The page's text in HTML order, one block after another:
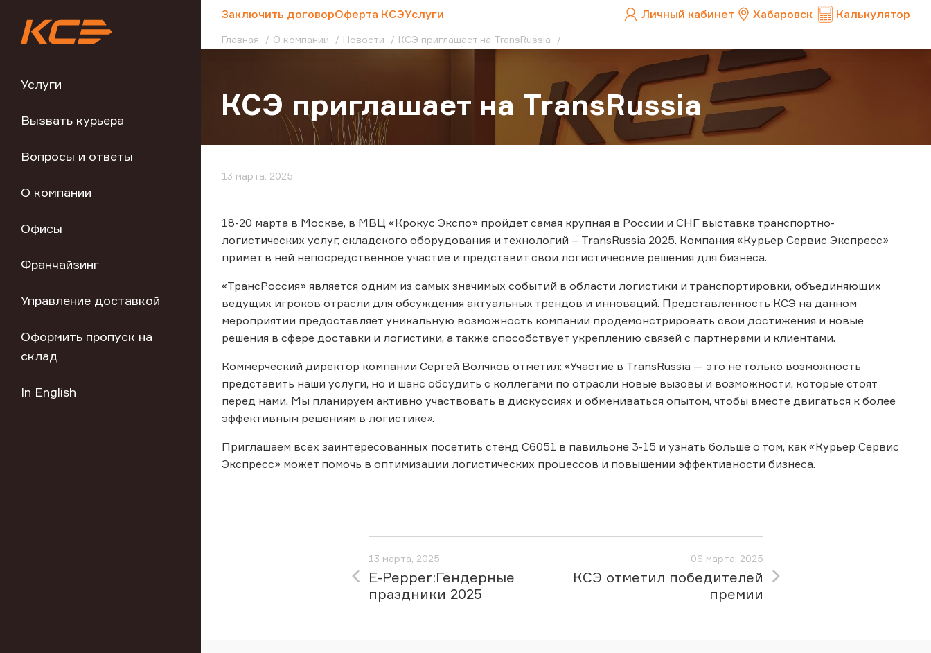
Услуги
Вызвать курьера
Вопросы и ответы
О компании
Офисы
Франчайзинг
Управление доставкой
Оформить пропуск на
склад
In English
Заключить договорОферта КСЭУслуги Личный кабинет Хабаровск Калькулятор
Главная О компании Новости КСЭ приглашает на TransRussia
КСЭ приглашает на TransRussia
13 марта, 2025
18-20 марта в Москве, в МВЦ «Крокус Экспо» пройдет самая крупная в России и СНГ выставка транспортно-
логистических услуг, складского оборудования и технологий – TransRussia 2025. Компания «Курьер Сервис Экспресс»
примет в ней непосредственное участие и представит свои логистические решения для бизнеса.
«ТрансРоссия» является одним из самых значимых событий в области логистики и транспортировки, объединяющих
ведущих игроков отрасли для обсуждения актуальных трендов и инноваций. Представленность КСЭ на данном
мероприятии предоставляет уникальную возможность компании продемонстрировать свои достижения и новые
решения в сфере доставки и логистики, а также способствует укреплению связей с партнерами и клиентами.
Коммерческий директор компании Сергей Волчков отметил: «Участие в TransRussia — это не только возможность
представить наши услуги, но и шанс обсудить с коллегами по отрасли новые вызовы и возможности, которые стоят
перед нами. Мы планируем активно участвовать в дискуссиях и обмениваться опытом, чтобы вместе двигаться к более
эффективным решениям в логистике».
Приглашаем всех заинтересованных посетить стенд С6051 в павильоне 3-15 и узнать больше о том, как «Курьер Сервис
Экспресс» может помочь в оптимизации логистических процессов и повышении эффективности бизнеса.
13 марта, 2025
E-Pepper:Гендерные
праздники 2025
06 марта, 2025
КСЭ отметил победителей
премии